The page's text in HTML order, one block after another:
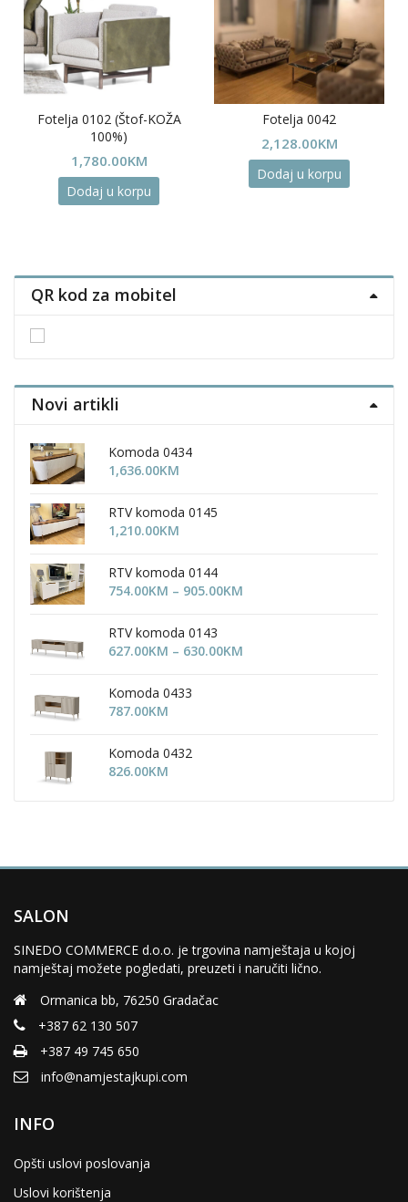
Fotelja 0102 (Štof-KOŽA
100%)
1,780.00KM
Dodaj u korpu
Fotelja 0042
2,128.00KM
Dodaj u korpu
QR kod za mobitel
Novi artikli
Komoda 0434
1,636.00KM
RTV komoda 0145
1,210.00KM
RTV komoda 0144
754.00KM – 905.00KM
RTV komoda 0143
627.00KM – 630.00KM
Komoda 0433
787.00KM
Komoda 0432
826.00KM
SALON
SINEDO COMMERCE d.o.o. je trgovina namještaja u kojoj
namještaj možete pogledati, preuzeti i naručiti lično.
Ormanica bb, 76250 Gradačac
+387 62 130 507
+387 49 745 650
info@namjestajkupi.com
INFO
Opšti uslovi poslovanja
Uslovi korištenja